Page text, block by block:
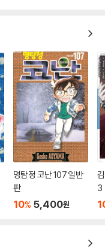
명탐정 코난 107 일반
판
10% 5,400원
3